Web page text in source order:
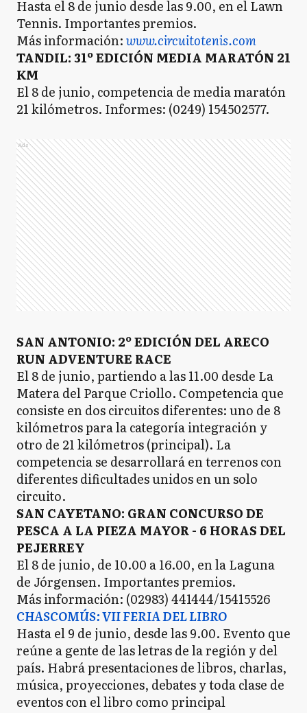
Hasta el 8 de junio desde las 9.00, en el Lawn
Tennis. Importantes premios.
Más información:www.circuitotenis.com
TANDIL: 31º EDICIÓN MEDIA MARATÓN 21
KM
El 8 de junio, competencia de media maratón
21 kilómetros. Informes: (0249) 154502577.
Ads
SAN ANTONIO: 2º EDICIÓN DEL ARECO
RUN ADVENTURE RACE
El 8 de junio, partiendo a las 11.00 desde La
Matera del Parque Criollo. Competencia que
consiste en dos circuitos diferentes: uno de 8
kilómetros para la categoría integración y
otro de 21 kilómetros (principal). La
competencia se desarrollará en terrenos con
diferentes dificultades unidos en un solo
circuito.
SAN CAYETANO: GRAN CONCURSO DE
PESCA A LA PIEZA MAYOR - 6 HORAS DEL
PEJERREY
El 8 de junio, de 10.00 a 16.00, en la Laguna
de Jórgensen. Importantes premios.
Más información: (02983) 441444/15415526
CHASCOMÚS: VII FERIA DEL LIBRO
Hasta el 9 de junio, desde las 9.00. Evento que
reúne a gente de las letras de la región y del
país. Habrá presentaciones de libros, charlas,
música, proyecciones, debates y toda clase de
eventos con el libro como principal